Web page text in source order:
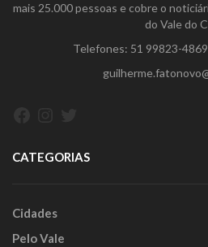
mais 25.000 pessoas e cobre o
do Vale do
Telefones: 51 99823-4869
CATEGORIAS
Cidades
Pelo Vale